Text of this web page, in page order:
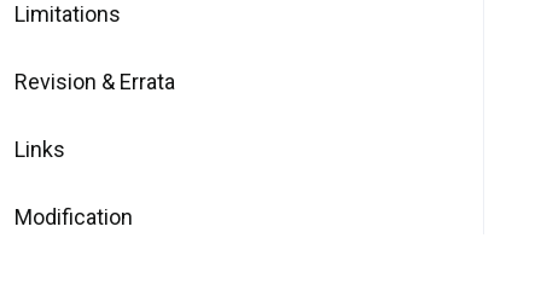
Limitations
Revision & Errata
Links
Modification